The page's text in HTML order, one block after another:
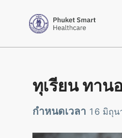
ทุเรียน ทาน
กำหนดเวลา 16 มิถุ
สถาบันโภชนา
มหาวิทยาลัยม